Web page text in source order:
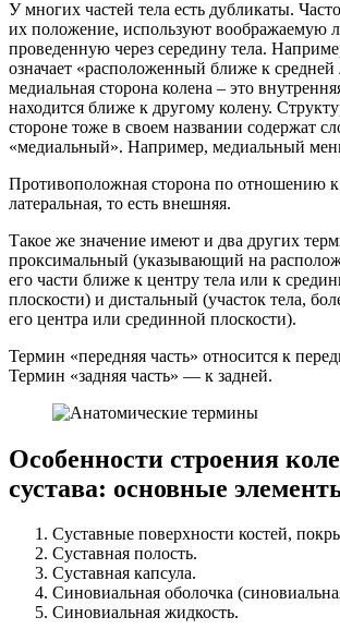
У многих частей тела есть дубликаты.
их положение, используют воображаемую
проведенную через середину тела.
означает «расположенный ближе к
медиальная сторона колена – это
находится ближе к другому колену.
стороне тоже в своем названии содержат
«медиальный». Например, медиальный
Противоположная сторона по отношению
латеральная, то есть внешняя.
Такое же значение имеют и два других
проксимальный (указывающий на
его части ближе к центру тела или к
плоскости) и дистальный (участок тела,
его центра или срединной плоскости).
Термин «передняя часть» относится к
Термин «задняя часть» — к задней.
Особенности строения
сустава: основные
Суставные поверхности костей,
Суставная полость.
Суставная капсула.
Синовиальная оболочка
Синовиальная жидкость.